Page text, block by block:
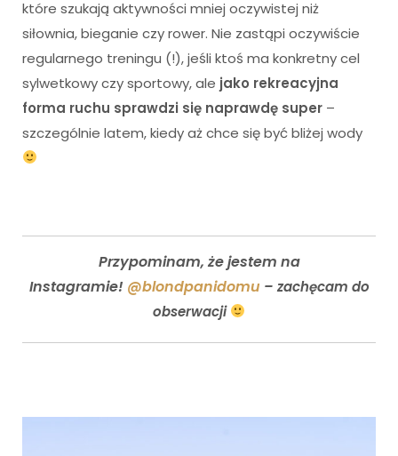
które szukają aktywności mniej oczywistej niż
siłownia, bieganie czy rower. Nie zastąpi oczywiście
regularnego treningu (!), jeśli ktoś ma konkretny cel
sylwetkowy czy sportowy, ale jako rekreacyjna
forma ruchu sprawdzi się naprawdę super –
szczególnie latem, kiedy aż chce się być bliżej wody
Przypominam, że jestem na
Instagramie! @blondpanidomu – zachęcam do
obserwacji